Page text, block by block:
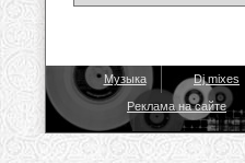
Музыка Dj mixes
Реклама на сайте